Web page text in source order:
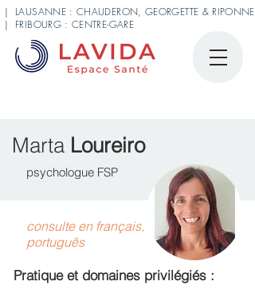
| LAUSANNE : CHAUDERON, GEORGETTE & RIPONNE
| FRIBOURG : CENTRE-GARE
Marta Loureiro
psychologue FSP
consulte en français,
português
Pratique et domaines privilégiés :